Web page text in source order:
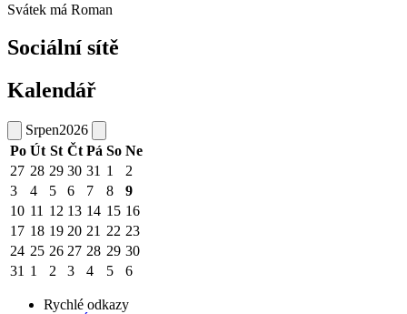
Svátek má Roman
Sociální sítě
Kalendář
Srpen2026
Po Út St Čt Pá So Ne
27 28 29 30 31 1
2
3
4 5 6 7 8
9
10 11 12 13 14 15 16
17 18 19 20 21 22 23
24 25 26 27 28 29 30
31 1 2 3 4 5 6
Rychlé odkazy